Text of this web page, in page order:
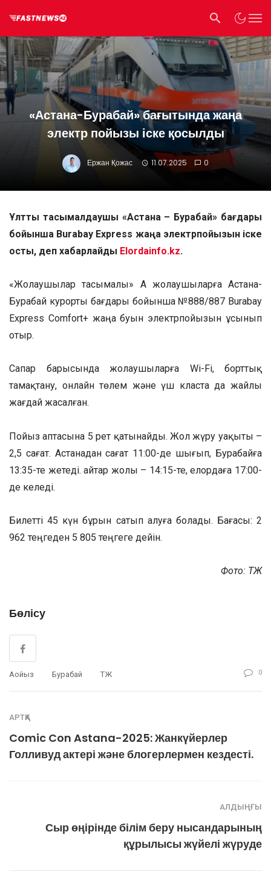
«Астана-Бурабай» бағытында жаңа
электр пойызы іске қосылды
Ержан Қожас 11.07.2025 0
Ұлттық тасымалдаушы «Астана – Бурабай» бағдары
бойынша Burabay Express жаңа электрпойызын іске
қосты, деп хабарлайды Elordainfo.kz.
«Жолаушылар тасымалы» АҚ жолаушыларға Астана-
Бурабай курорты бағдары бойынша №888/887 Burabay
Express Comfort+ жаңа буын электрпойызын ұсынып
отыр.
Сапар барысында жолаушыларға Wi-Fi, борттық
тамақтану, онлайн төлем және үш класта да жайлы
жағдай жасалған.
Пойыз аптасына 5 рет қатынайды. Жол жүру уақыты –
2,5 сағат. Астанадан сағат 11:00-де шығып, Бурабайға
13:35-те жетеді. Қайтар жолы – 14:15-те, елордаға 17:00-
де келеді.
Билетті 45 күн бұрын сатып алуға болады. Бағасы: 2
962 теңгеден 5 805 теңгеге дейін.
Фото: ҚТЖ
Бөлісу
Аойыз Бурабай ҚТЖ 0
АРТҚА
Comic Con Astana-2025: Жанкүйерлер
Голливуд актері және блогерлермен кездесті.
АЛДЫҢҒЫ
Сыр өңірінде білім беру нысандарының
құрылысы жүйелі жүруде